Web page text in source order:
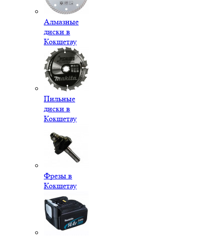
Алмазные
диски в
Кокшетау
Пильные
диски в
Кокшетау
Фрезы в
Кокшетау